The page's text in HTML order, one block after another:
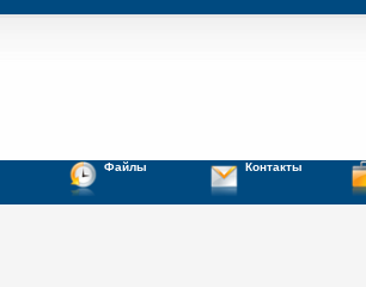
Файлы Контакты